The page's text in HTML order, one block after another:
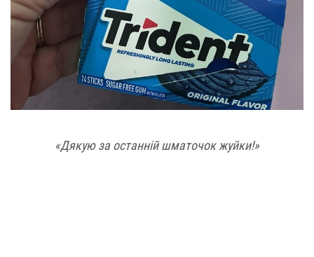
«Дякую за останній шматочок жуйки!»